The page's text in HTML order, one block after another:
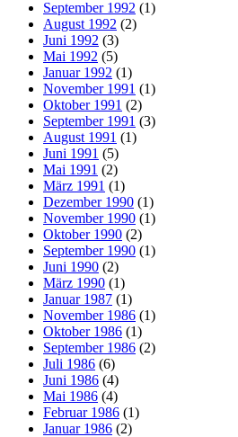
September 1992 (1)
August 1992 (2)
Juni 1992 (3)
Mai 1992 (5)
Januar 1992 (1)
November 1991 (1)
Oktober 1991 (2)
September 1991 (3)
August 1991 (1)
Juni 1991 (5)
Mai 1991 (2)
März 1991 (1)
Dezember 1990 (1)
November 1990 (1)
Oktober 1990 (2)
September 1990 (1)
Juni 1990 (2)
März 1990 (1)
Januar 1987 (1)
November 1986 (1)
Oktober 1986 (1)
September 1986 (2)
Juli 1986 (6)
Juni 1986 (4)
Mai 1986 (4)
Februar 1986 (1)
Januar 1986 (2)